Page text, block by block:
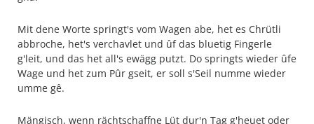
Mit dene Worte springt's vom Wagen abe, het es Chrütli
abbroche, het's verchavlet und ûf das bluetig Fingerle
g'leit, und das het all's ewägg putzt. Do springts wieder ûfe
Wage und het zum Pûr gseit, er soll s'Seil numme wieder
umme gê.
Mängisch, wenn rächtschaffne Lüt dur'n Tag g'heuet oder